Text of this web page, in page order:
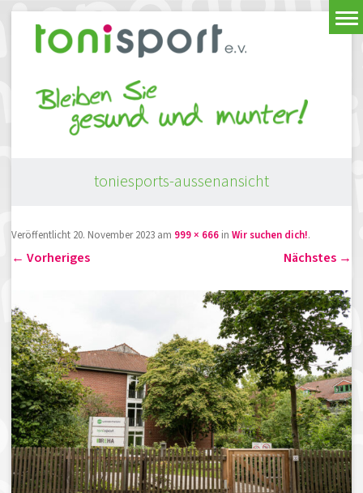
toniesports-aussenansicht
Veröffentlicht 20. November 2023 am 999 × 666 in Wir suchen dich!.
← Vorheriges Nächstes →